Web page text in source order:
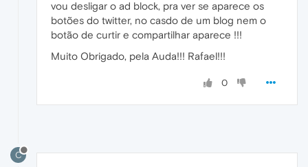
vou desligar o ad block, pra ver se aparece os
botões do twitter, no casdo de um blog nem o
botão de curtir e compartilhar aparece !!!
Muito Obrigado, pela Auda!!! Rafael!!!
0
C